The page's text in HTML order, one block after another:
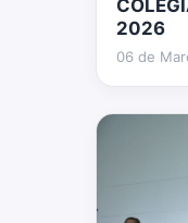
13 fotos
2026
06 de